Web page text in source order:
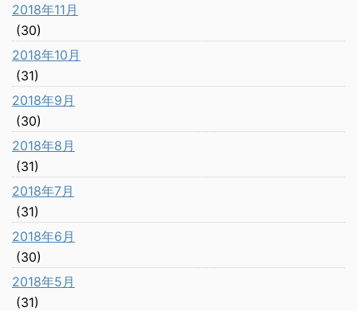
2018年11月
(30)
2018年10月
(31)
2018年9月
(30)
2018年8月
(31)
2018年7月
(31)
2018年6月
(30)
2018年5月
(31)